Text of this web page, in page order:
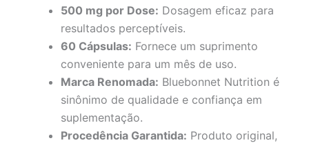
500 mg por Dose: Dosagem eficaz para
resultados perceptíveis.
60 Cápsulas: Fornece um suprimento
conveniente para um mês de uso.
Marca Renomada: Bluebonnet Nutrition é
sinônimo de qualidade e confiança em
suplementação.
Procedência Garantida: Produto original,